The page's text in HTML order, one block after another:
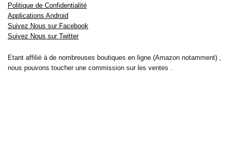
Politique de Confidentialité
Applications Android
Suivez Nous sur Facebook
Suivez Nous sur Twitter
Etant affilié à de nombreuses boutiques en ligne (Amazon notamment) ,
nous pouvons toucher une commission sur les ventes .